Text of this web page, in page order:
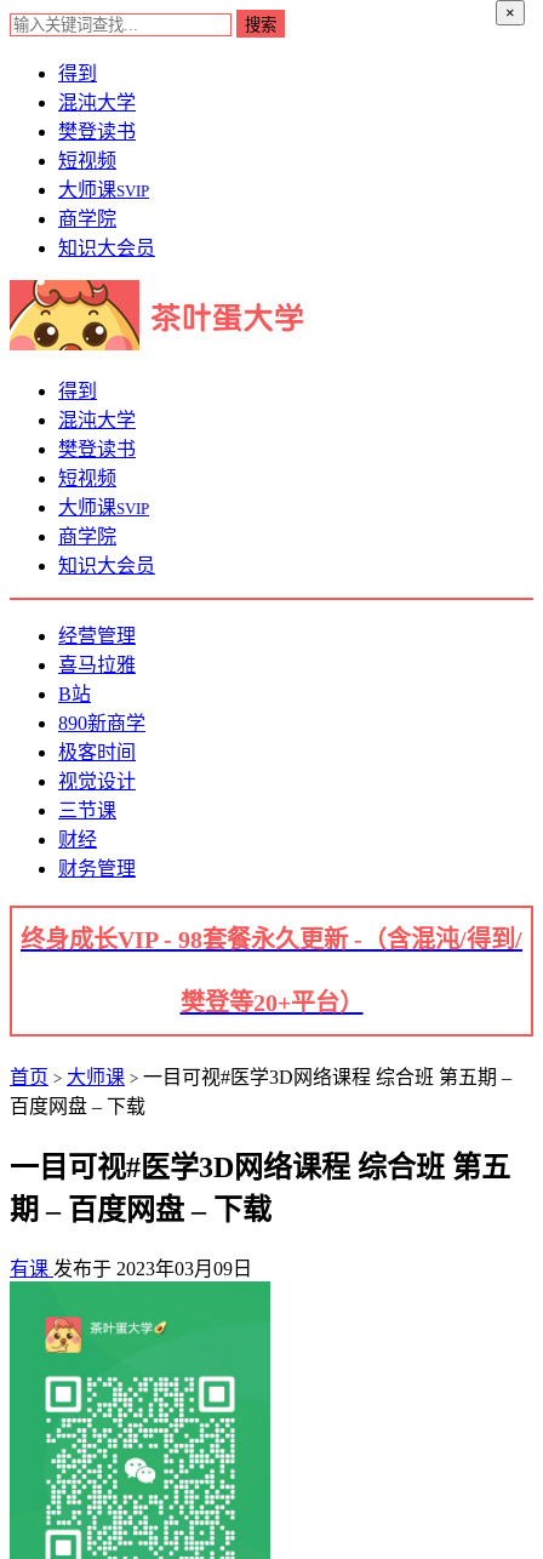
×
得到
混沌大学
樊登读书
短视频
大师课SVIP
商学院
知识大会员
得到
混沌大学
樊登读书
短视频
大师课SVIP
商学院
知识大会员
经营管理
喜马拉雅
B站
890新商学
极客时间
视觉设计
三节课
财经
财务管理
终身成长VIP - 98套餐永久更新 -（含混沌/得到/
樊登等20+平台）
首页 > 大师课 > 一目可视#医学3D网络课程 综合班 第五期 –
百度网盘 – 下载
一目可视#医学3D网络课程 综合班 第五
期 – 百度网盘 – 下载
有课 发布于 2023年03月09日